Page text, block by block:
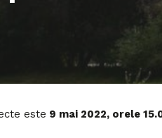
este 9 mai 2022, orele